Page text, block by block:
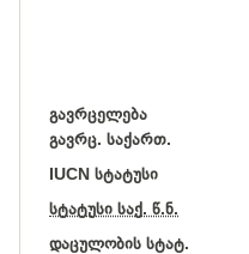
გავრცელება
გავრც. საქართ.
IUCN სტატუსი
სტატუსი საქ. წ.ნ.
დაცულობის სტატ.